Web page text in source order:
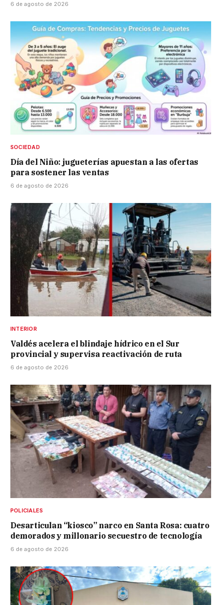
6 de agosto de 2026
SOCIEDAD
Día del Niño: jugueterías apuestan a las ofertas
para sostener las ventas
6 de agosto de 2026
INTERIOR
Valdés acelera el blindaje hídrico en el Sur
provincial y supervisa reactivación de ruta
6 de agosto de 2026
POLICIALES
Desarticulan “kiosco” narco en Santa Rosa: cuatro
demorados y millonario secuestro de tecnología
6 de agosto de 2026